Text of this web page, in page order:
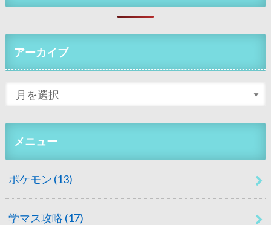
アーカイブ
メニュー
ポケモン (13)
学マス攻略 (17)